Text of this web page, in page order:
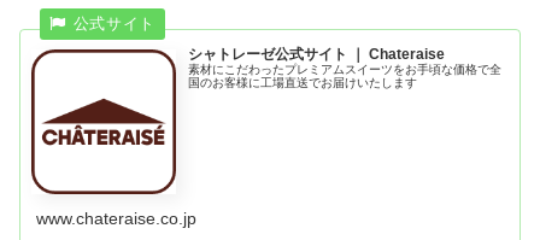
シャトレーゼ公式サイト ｜ Chateraise
素材にこだわったプレミアムスイーツをお手頃な価格で全
国のお客様に工場直送でお届けいたします
www.chateraise.co.jp